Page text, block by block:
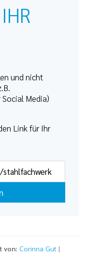
und nicht
Media)
Link für Ihr
von: Corinna Gut |